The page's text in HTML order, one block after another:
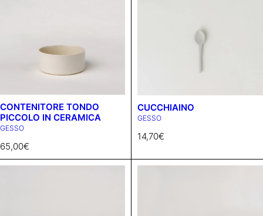
CONTENITORE TONDO
PICCOLO IN CERAMICA
GESSO
65,00€
CUCCHIAINO
GESSO
14,70€